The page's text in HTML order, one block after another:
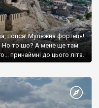
попса! Муляжна фортеця!
Но то шо? А мене ще там
принаймні до цього літа.